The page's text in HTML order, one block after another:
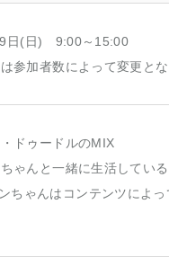
9日(日) 9:00～15:00
参加者数によって変更と
・ドゥードルのMIX
ちゃんと一緒に生活してい
ちゃんはコンテンツによ